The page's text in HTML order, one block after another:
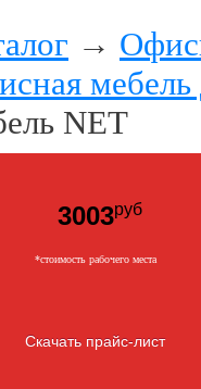
→
мебель
NET
3003руб
*cтоимость рабочего места
Скачать прайс-лист